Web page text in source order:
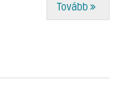
Tovább